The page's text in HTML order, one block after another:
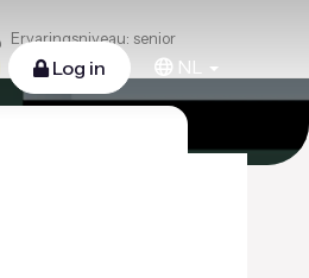
Log in NL
Ervaringsniveau: senior